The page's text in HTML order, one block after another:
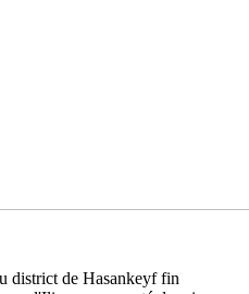
district de Hasankeyf fin